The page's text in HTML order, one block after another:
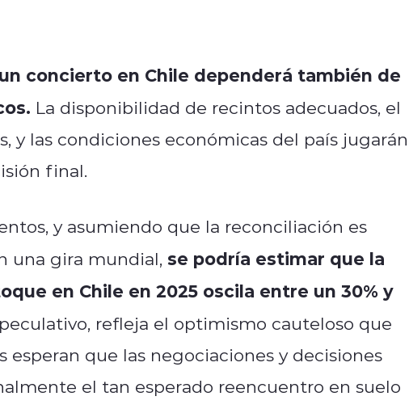
concierto en Chile dependerá también de
La disponibilidad de recintos adecuados, el
y las condiciones económicas del país jugarán
final.
y asumiendo que la reconciliación es
una gira mundial, se podría estimar que la
en Chile en 2025 oscila entre un 30% y
refleja el optimismo cauteloso que
esperan que las negociaciones y decisiones
el tan esperado reencuentro en suelo